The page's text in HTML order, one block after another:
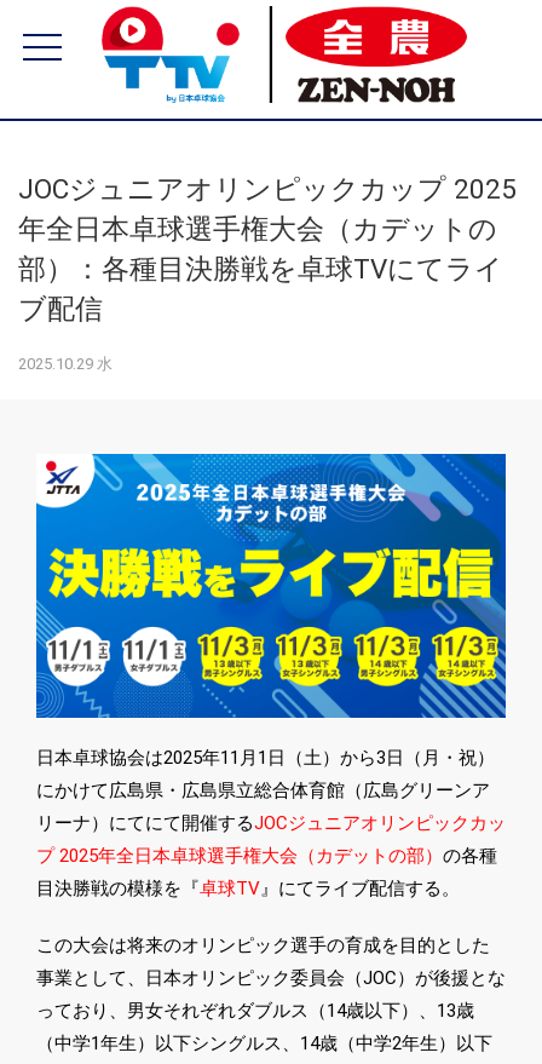
JOCジュニアオリンピックカップ 2025
年全日本卓球選手権大会（カデットの
部）：各種目決勝戦を卓球TVにてライ
ブ配信
2025.10.29 水
日本卓球協会は2025年11月1日（土）から3日（月・祝）
にかけて広島県・広島県立総合体育館（広島グリーンア
リーナ）にてにて開催するJOCジュニアオリンピックカッ
プ 2025年全日本卓球選手権大会（カデットの部） の各種
目決勝戦の模様を『卓球TV』にてライブ配信する。
この大会は将来のオリンピック選手の育成を目的とした
事業として、日本オリンピック委員会（JOC）が後援とな
っており、男女それぞれダブルス（14歳以下）、13歳
（中学1年生）以下シングルス、14歳（中学2年生）以下